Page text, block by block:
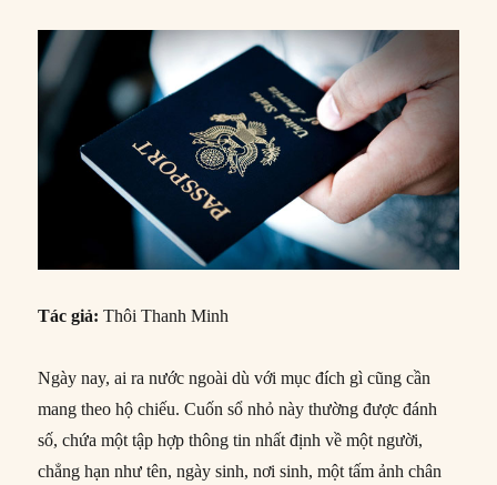
Tác giả:Thôi Thanh Minh
Ngày nay, ai ra nước ngoài dù với mục đích gì cũng cần
mang theo hộ chiếu. Cuốn sổ nhỏ này thường được đánh
số, chứa một tập hợp thông tin nhất định về một người,
chẳng hạn như tên, ngày sinh, nơi sinh, một tấm ảnh chân